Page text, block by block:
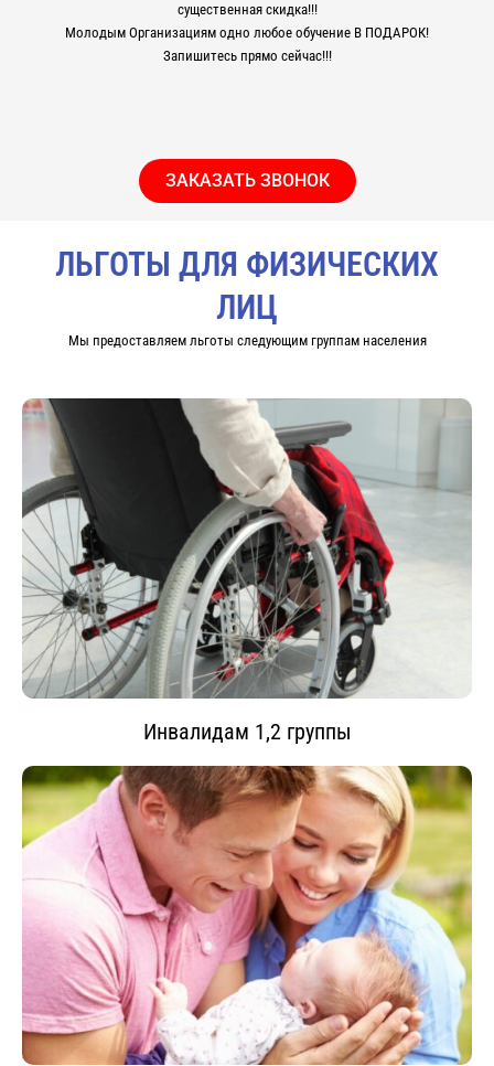
существенная скидка!!!
Молодым Организациям одно любое обучение В ПОДАРОК!
Запишитесь прямо сейчас!!!
ЗАКАЗАТЬ ЗВОНОК
ЛЬГОТЫ ДЛЯ ФИЗИЧЕСКИХ
ЛИЦ
Мы предоставляем льготы следующим группам населения
Инвалидам 1,2 группы